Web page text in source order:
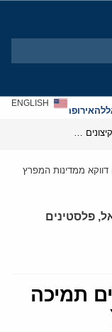
אירופהאנטישמיות
ENGLISH
ממדינות המפרץ
, פלסטינים
תמיכה